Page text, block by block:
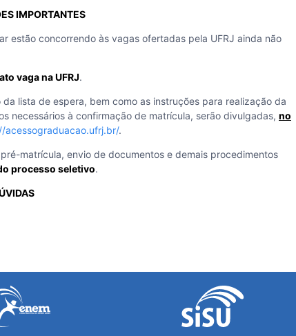
IMPORTANTES
estão concorrendo às vagas ofertadas pela UFRJ ainda não
vaga na UFRJ.
lista de espera, bem como as instruções para realização da
necessários à confirmação de matrícula, serão divulgadas, no
acessograduacao.ufrj.br/.
matrícula, envio de documentos e demais procedimentos
processo seletivo.